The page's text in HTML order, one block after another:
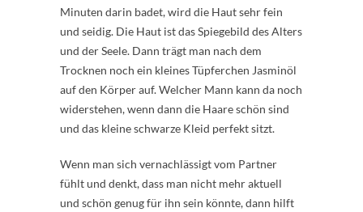
Minuten darin badet, wird die Haut sehr fein
und seidig. Die Haut ist das Spiegebild des Alters
und der Seele. Dann trägt man nach dem
Trocknen noch ein kleines Tüpferchen Jasminöl
auf den Körper auf. Welcher Mann kann da noch
widerstehen, wenn dann die Haare schön sind
und das kleine schwarze Kleid perfekt sitzt.
Wenn man sich vernachlässigt vom Partner
fühlt und denkt, dass man nicht mehr aktuell
und schön genug für ihn sein könnte, dann hilft